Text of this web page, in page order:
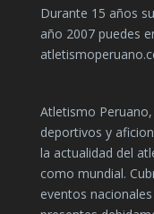
Durante 15 años
año 2007 puedes
Atletismo
deportivos y
la actualidad del
como mundial.
eventos